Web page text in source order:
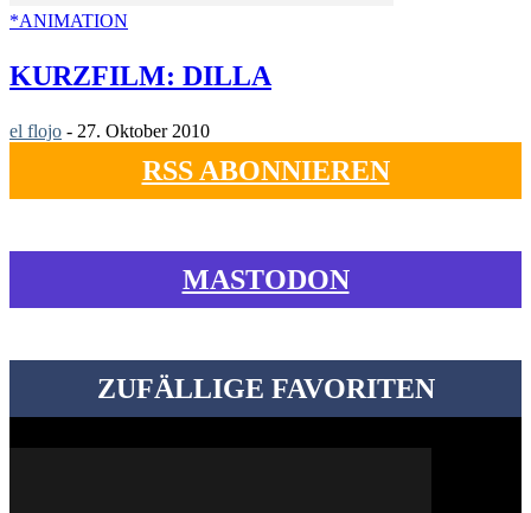
*ANIMATION
KURZFILM: DILLA
el flojo - 27. Oktober 2010
RSS ABONNIEREN
MASTODON
ZUFÄLLIGE FAVORITEN